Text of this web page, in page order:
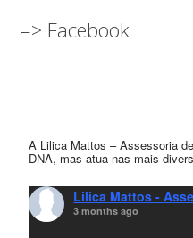
=> Facebook
A Lilica Mattos – Assessoria
DNA, mas atua nas mais
Lilica Mattos -
3 months ago